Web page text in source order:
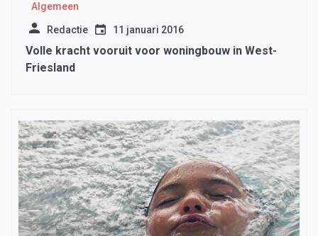
Algemeen
Redactie 11 januari 2016
Volle kracht vooruit voor woningbouw in West-
Friesland